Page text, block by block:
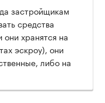
застройщикам
средства
они хранятся на
эскроу), они
либо на